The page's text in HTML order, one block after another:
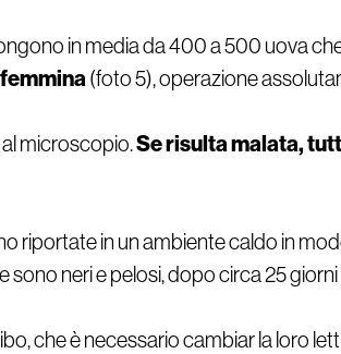
in media da 400 a 500 uova
(foto 5), operazione
microscopio.Se risulta malata,
riportate in un ambiente caldo in
sono neri e pelosi, dopo circa 25
che è necessario cambiar la loro